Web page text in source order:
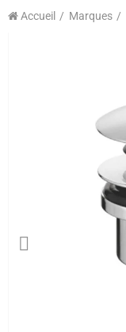
Accueil Marques